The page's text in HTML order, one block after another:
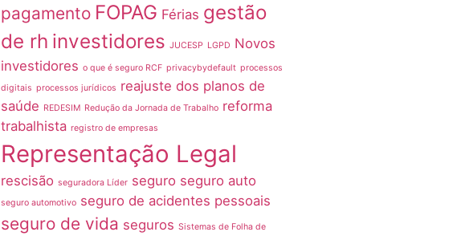
pagamento FOPAG Férias gestão
de rh investidores JUCESP LGPD Novos
investidores o que é seguro RCF privacybydefault processos
digitais processos jurídicos reajuste dos planos de
saúde REDESIM Redução da Jornada de Trabalho reforma
trabalhista registro de empresas
Representação Legal
rescisão seguradora Líder seguro seguro auto
seguro automotivo seguro de acidentes pessoais
seguro de vida seguros Sistemas de Folha de